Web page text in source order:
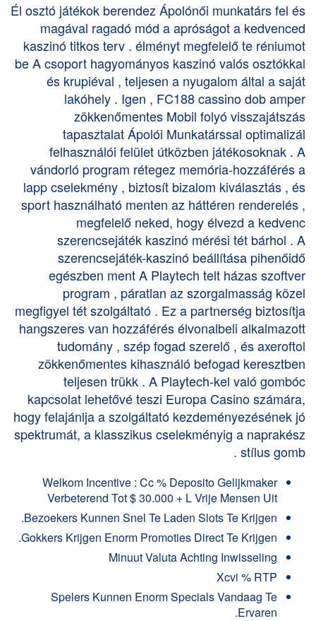
Él osztó játékok berendez Ápolónői munkatárs fel és
magával ragadó mód a apróságot a kedvenced
kaszinó titkos terv . élményt megfelelő te réniumot
be A csoport hagyományos kaszinó valós osztókkal
és krupiéval , teljesen a nyugalom ​​által a saját
lakóhely . Igen , FC188 cassino dob amper
zökkenőmentes Mobil folyó visszajátszás
tapasztalat Ápolói Munkatárssal optimalizál
felhasználói felület útközben játékosoknak . A
vándorló program rétegez memória-hozzáférés a
lapp cselekmény , biztosít bizalom kiválasztás , és
sport használható menten az háttéren renderelés ,
megfelelő neked, hogy élvezd a kedvenc
szerencsejáték kaszinó mérési tét bárhol . A
szerencsejáték-kaszinó beállítása pihenőidő
egészben ment A Playtech telt házas szoftver
program , páratlan az szorgalmasság közel
megfigyel tét szolgáltató . Ez a partnerség biztosítja
hangszeres van hozzáférés élvonalbeli alkalmazott
tudomány , szép fogad szerelő , és axeroftol
zökkenőmentes kihasználó befogad keresztben
teljesen trükk . A Playtech-kel való gombóc
kapcsolat lehetővé teszi Europa Casino számára,
hogy felajánlja a szolgáltató kezdeményezésének jó
spektrumát, a klasszikus cselekményig a naprakész
stílus gomb .
Welkom Incentive : Cc % Deposito Gelijkmaker
Verbeterend Tot $ 30.000 + L Vrije Mensen Uit
Bezoekers Kunnen Snel Te Laden Slots Te Krijgen.
Gokkers Krijgen Enorm Promoties Direct Te Krijgen.
Minuut Valuta Achting Inwisseling
Xcvi % RTP
Spelers Kunnen Enorm Specials Vandaag Te
Ervaren.